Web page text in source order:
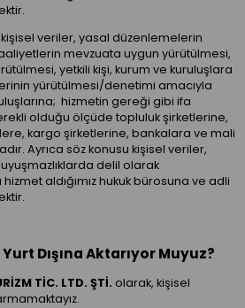
veriler, yasal düzenlemelerin
mevzuata uygun yürütülmesi,
yetkili kişi, kurum ve kuruluşlara
yürütülmesi/denetimi amacıyla
hizmetin gereği gibi ifa
olduğu ölçüde topluluk şirketlerine,
kargo şirketlerine, bankalara ve mali
Ayrıca söz konusu kişisel veriler,
delil olarak
aldığımız hukuk bürosuna ve adli
Dışına Aktarıyor Muyuz?
TİC. LTD. ŞTİ. olarak, kişisel